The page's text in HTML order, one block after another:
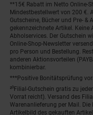
**15€ Rabatt im Netto Online-
Mindestbestellwert von 200 €.
Gutscheine, Bücher und Pre-
gekennzeichnete Artikel.
Abholservices. Der Gutschein
Online-Shop-Newsletter
pro Person und Bestellung.
anderen Aktionsvorteilen
kombinierbar.
***Positive Bonitätsprüfung
²⁰Filial-Gutschein gratis zu
Vorrat reicht). Versand des
Warenanlieferung per Mail.
Artikelbild des gekauften